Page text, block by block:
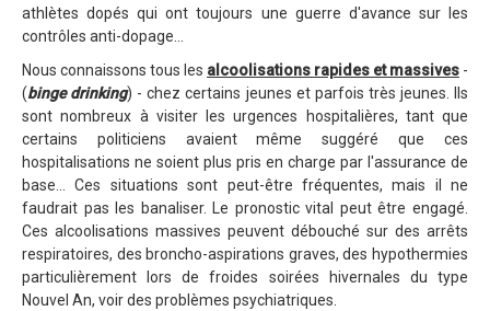
athlètes dopés qui ont toujours une guerre d'avance sur les
contrôles anti-dopage...
Nous connaissons tous les alcoolisations rapides et massives -
(binge drinking) - chez certains jeunes et parfois très jeunes. Ils
sont nombreux à visiter les urgences hospitalières, tant que
certains politiciens avaient même suggéré que ces
hospitalisations ne soient plus pris en charge par l'assurance de
base... Ces situations sont peut-être fréquentes, mais il ne
faudrait pas les banaliser. Le pronostic vital peut être engagé.
Ces alcoolisations massives peuvent débouché sur des arrêts
respiratoires, des broncho-aspirations graves, des hypothermies
particulièrement lors de froides soirées hivernales du type
Nouvel An, voir des problèmes psychiatriques.